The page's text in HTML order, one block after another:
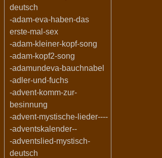
deutsch
-adam-eva-haben-das
erste-mal-sex
-adam-kleiner-kopf-song
-adam-kopf2-song
-adamundeva-bauchnabel
-adler-und-fuchs
-advent-komm-zur-
besinnung
-advent-mystische-lieder----
-adventskalender--
-adventslied-mystisch-
deutsch